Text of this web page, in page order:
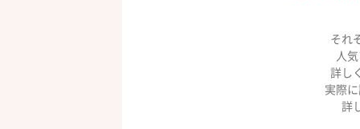
それ
人
詳し
実際
詳